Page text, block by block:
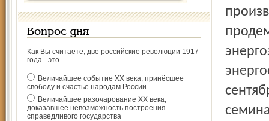
Вопрос дня
Как Вы считаете, две российские революции 1917
года - это
Величайшее событие ХХ века, принёсшее
свободу и счастье народам России
Величайшее разочарование ХХ века,
доказавшее невозможность построения
справедливого государства